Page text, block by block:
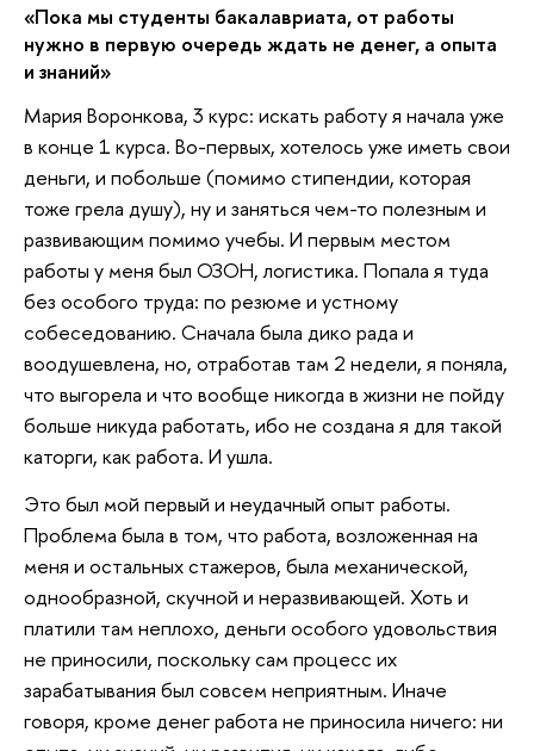
«Пока мы студенты бакалавриата, от работы
нужно в первую очередь ждать не денег, а опыта
и знаний»
Мария Воронкова, 3 курс: искать работу я начала уже
в конце 1 курса. Во-первых, хотелось уже иметь свои
деньги, и побольше (помимо стипендии, которая
тоже грела душу), ну и заняться чем-то полезным и
развивающим помимо учебы. И первым местом
работы у меня был ОЗОН, логистика. Попала я туда
без особого труда: по резюме и устному
собеседованию. Сначала была дико рада и
воодушевлена, но, отработав там 2 недели, я поняла,
что выгорела и что вообще никогда в жизни не пойду
больше никуда работать, ибо не создана я для такой
каторги, как работа. И ушла.
Это был мой первый и неудачный опыт работы.
Проблема была в том, что работа, возложенная на
меня и остальных стажеров, была механической,
однообразной, скучной и неразвивающей. Хоть и
платили там неплохо, деньги особого удовольствия
не приносили, поскольку сам процесс их
зарабатывания был совсем неприятным. Иначе
говоря, кроме денег работа не приносила ничего: ни